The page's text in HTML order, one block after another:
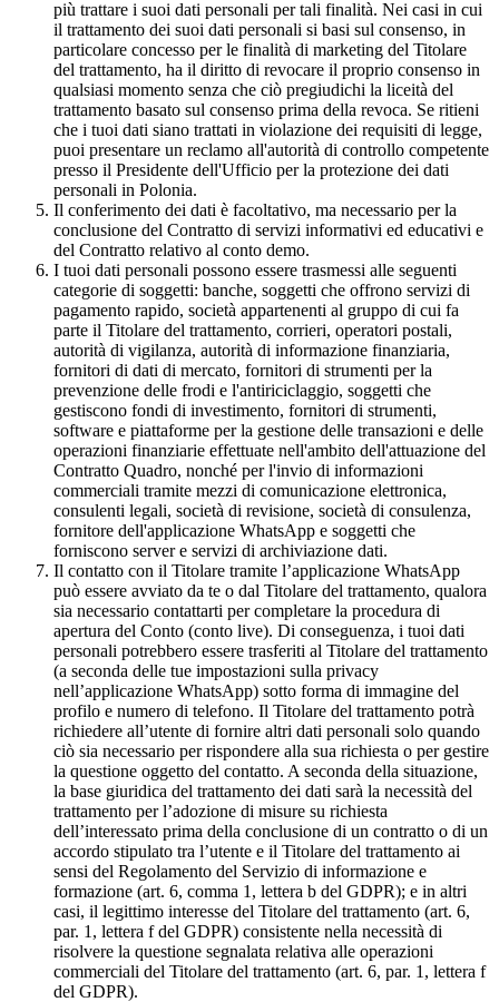
più trattare i suoi dati personali per tali finalità. Nei casi in cui
il trattamento dei suoi dati personali si basi sul consenso, in
particolare concesso per le finalità di marketing del Titolare
del trattamento, ha il diritto di revocare il proprio consenso in
qualsiasi momento senza che ciò pregiudichi la liceità del
trattamento basato sul consenso prima della revoca. Se ritieni
che i tuoi dati siano trattati in violazione dei requisiti di legge,
puoi presentare un reclamo all'autorità di controllo competente
presso il Presidente dell'Ufficio per la protezione dei dati
personali in Polonia.
Il conferimento dei dati è facoltativo, ma necessario per la
conclusione del Contratto di servizi informativi ed educativi e
del Contratto relativo al conto demo.
I tuoi dati personali possono essere trasmessi alle seguenti
categorie di soggetti: banche, soggetti che offrono servizi di
pagamento rapido, società appartenenti al gruppo di cui fa
parte il Titolare del trattamento, corrieri, operatori postali,
autorità di vigilanza, autorità di informazione finanziaria,
fornitori di dati di mercato, fornitori di strumenti per la
prevenzione delle frodi e l'antiriciclaggio, soggetti che
gestiscono fondi di investimento, fornitori di strumenti,
software e piattaforme per la gestione delle transazioni e delle
operazioni finanziarie effettuate nell'ambito dell'attuazione del
Contratto Quadro, nonché per l'invio di informazioni
commerciali tramite mezzi di comunicazione elettronica,
consulenti legali, società di revisione, società di consulenza,
fornitore dell'applicazione WhatsApp e soggetti che
forniscono server e servizi di archiviazione dati.
Il contatto con il Titolare tramite l’applicazione WhatsApp
può essere avviato da te o dal Titolare del trattamento, qualora
sia necessario contattarti per completare la procedura di
apertura del Conto (conto live). Di conseguenza, i tuoi dati
personali potrebbero essere trasferiti al Titolare del trattamento
(a seconda delle tue impostazioni sulla privacy
nell’applicazione WhatsApp) sotto forma di immagine del
profilo e numero di telefono. Il Titolare del trattamento potrà
richiedere all’utente di fornire altri dati personali solo quando
ciò sia necessario per rispondere alla sua richiesta o per gestire
la questione oggetto del contatto. A seconda della situazione,
la base giuridica del trattamento dei dati sarà la necessità del
trattamento per l’adozione di misure su richiesta
dell’interessato prima della conclusione di un contratto o di un
accordo stipulato tra l’utente e il Titolare del trattamento ai
sensi del Regolamento del Servizio di informazione e
formazione (art. 6, comma 1, lettera b del GDPR); e in altri
casi, il legittimo interesse del Titolare del trattamento (art. 6,
par. 1, lettera f del GDPR) consistente nella necessità di
risolvere la questione segnalata relativa alle operazioni
commerciali del Titolare del trattamento (art. 6, par. 1, lettera f
del GDPR).